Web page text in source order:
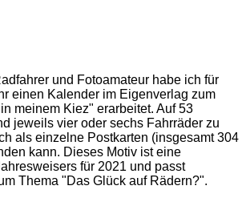
und Fotoamateur habe ich für
einen Kalender im Eigenverlag zum
meinem Kiez" erarbeitet. Auf 53
jeweils vier oder sechs Fahrräder zu
als einzelne Postkarten (insgesamt 304
kann. Dieses Motiv ist eine
für 2021 und passt
Thema "Das Glück auf Rädern?".